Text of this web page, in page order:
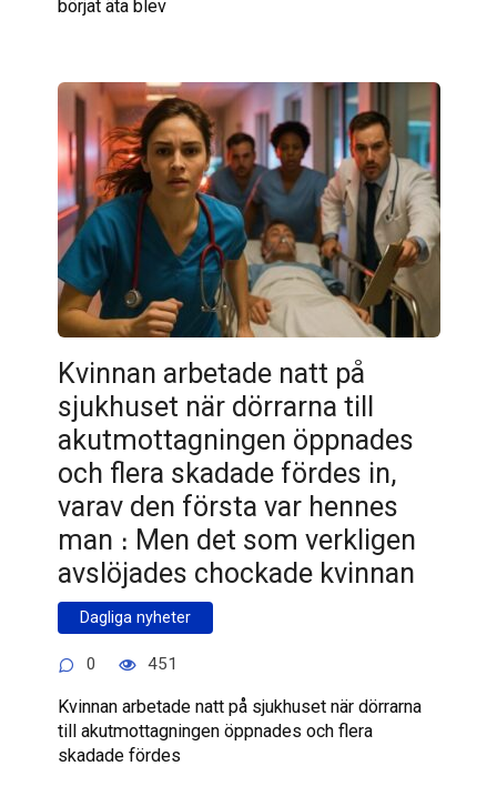
börjat äta blev
Kvinnan arbetade natt på
sjukhuset när dörrarna till
akutmottagningen öppnades
och flera skadade fördes in,
varav den första var hennes
man ։ Men det som verkligen
avslöjades chockade kvinnan
Dagliga nyheter
0 451
Kvinnan arbetade natt på sjukhuset när dörrarna
till akutmottagningen öppnades och flera
skadade fördes